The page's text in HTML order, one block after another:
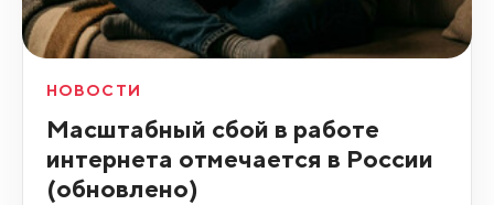
НОВОСТИ
Масштабный сбой в работе
интернета отмечается в России
(обновлено)